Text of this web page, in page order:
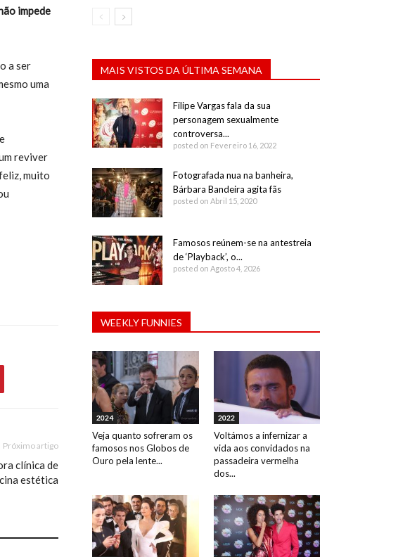
impede
a ser
uma
reviver
muito
Próximo artigo
clínica de
estética
MAIS VISTOS DA ÚLTIMA SEMANA
Filipe Vargas fala da sua
personagem sexualmente
controversa...
posted on Fevereiro 16, 2022
Fotografada nua na banheira,
Bárbara Bandeira agita fãs
posted on Abril 15, 2020
Famosos reúnem-se na antestreia
de ‘Playback’, o...
posted on Agosto 4, 2026
WEEKLY FUNNIES
2024
Veja quanto sofreram os
famosos nos Globos de
Ouro pela lente...
2022
Voltámos a infernizar a
vida aos convidados na
passadeira vermelha
dos...